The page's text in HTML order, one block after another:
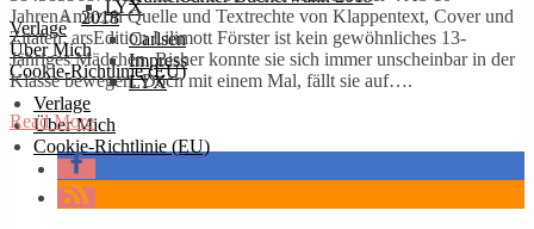
LYX
Verlage
Über Mich
Cookie-Richtlinie (EU)
2018
Carlsen
Impress
LYX
Verlage
Über Mich
Cookie-Richtlinie (EU)
JahrenAmazon Quelle und Textrechte von Klappentext, Cover und
Zitaten: arsEdition Lilimott Förster ist kein gewöhnliches 13-
Jähriges Mädchen. Bisher konnte sie sich immer unscheinbar in der
Klasse bewegen. Doch mit einem Mal, fällt sie auf….
Read More